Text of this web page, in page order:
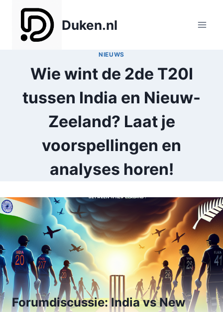
Doorgaan
inhoud
Duken.nl
NIEUWS
Wie wint de 2de T20I
tussen India en Nieuw-
Zeeland? Laat je
voorspellingen en
analyses horen!
Forumdiscussie: India vs New